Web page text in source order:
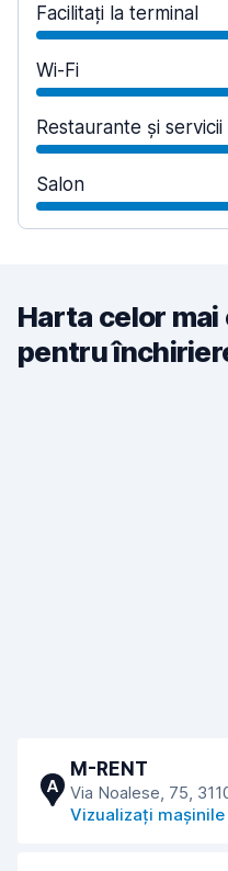
Facilitați la terminal
Wi-Fi
Restaurante și
Salon
Harta celor
pentru
A
M-RENT
Via Noalese, 75,
Vizualizați